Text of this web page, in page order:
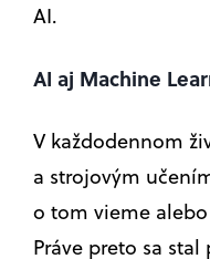
AI.
AI aj Machine
V každodennom
a strojovým
o tom vieme
Práve preto sa